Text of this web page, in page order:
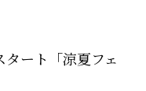
タート「涼夏フェ